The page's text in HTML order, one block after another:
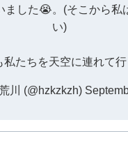
ました😭。(そこから
い)
私たちを天空に連れて
(@hzkzkzh)